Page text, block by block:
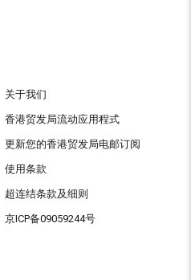
关于我们
香港贸发局流动应用程式
更新您的香港贸发局电邮订阅
使用条款
超连结条款及细则
京ICP备09059244号